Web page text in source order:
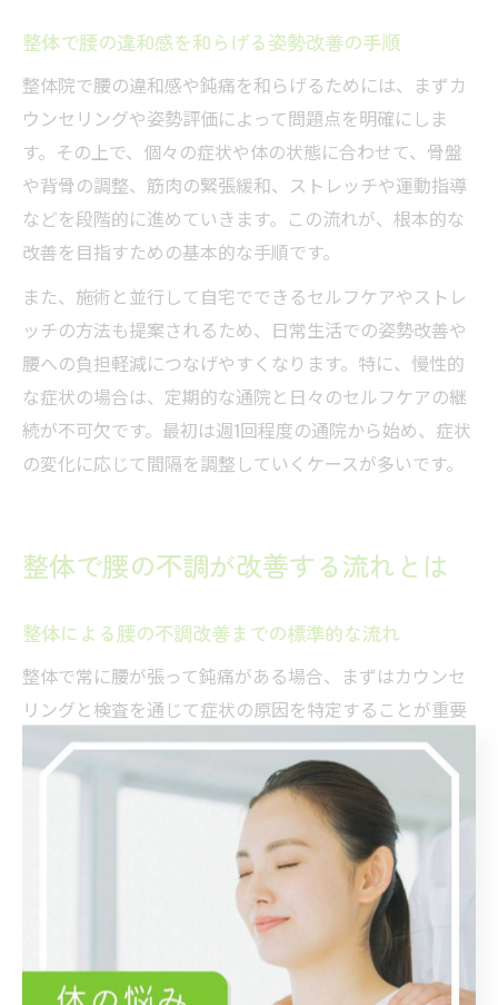
整体で腰の違和感を和らげる姿勢改善の手順
整体院で腰の違和感や鈍痛を和らげるためには、まずカ
ウンセリングや姿勢評価によって問題点を明確にしま
す。その上で、個々の症状や体の状態に合わせて、骨盤
や背骨の調整、筋肉の緊張緩和、ストレッチや運動指導
などを段階的に進めていきます。この流れが、根本的な
改善を目指すための基本的な手順です。
また、施術と並行して自宅でできるセルフケアやストレ
ッチの方法も提案されるため、日常生活での姿勢改善や
腰への負担軽減につなげやすくなります。特に、慢性的
な症状の場合は、定期的な通院と日々のセルフケアの継
続が不可欠です。最初は週1回程度の通院から始め、症状
の変化に応じて間隔を調整していくケースが多いです。
整体で腰の不調が改善する流れとは
整体による腰の不調改善までの標準的な流れ
整体で常に腰が張って鈍痛がある場合、まずはカウンセ
リングと検査を通じて症状の原因を特定することが重要
です。多くの場合、姿勢の乱れや筋肉のアンバランス、
生活習慣による負担が腰の不調を引き起こしています。
整体では一人ひとりの状態に合わせて施術計画を立て、
無理のない範囲で身体全体のバランスを整えることを目
次の段階では、施術と並行して日常生活での姿勢や動作
のアドバイス、簡単なセルフケアの指導も行われます。
施術の効果を持続させるために、生活習慣の見直しやセ